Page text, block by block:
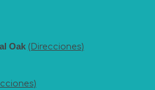
Oak (Direcciones)